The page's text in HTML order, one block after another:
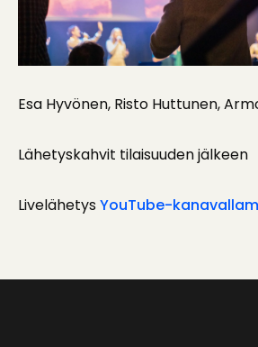
Esa Hyvönen, Risto Huttunen,
Lähetyskahvit tilaisuuden jälkeen
LivelähetysYouTube-